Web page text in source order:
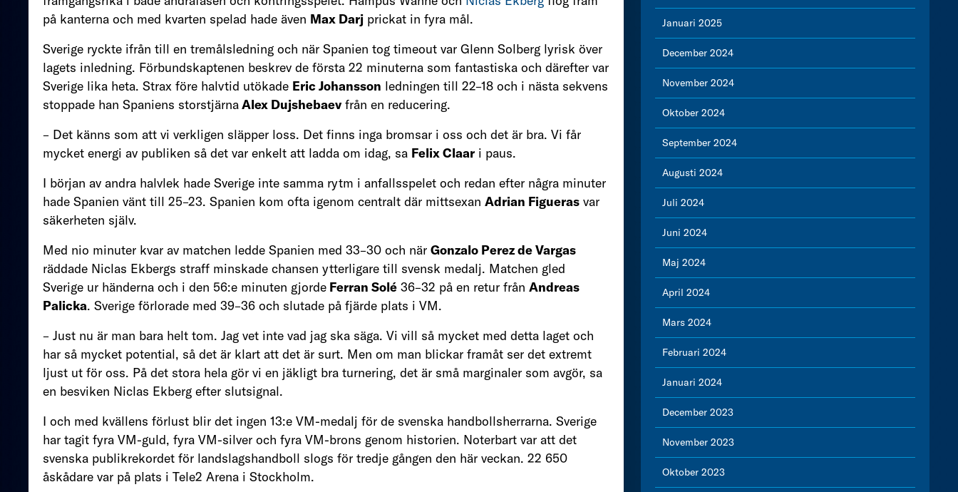
på kanterna och med kvarten spelad hade även Max Darj prickat in fyra mål.
Sverige ryckte ifrån till en tremålsledning och när Spanien tog timeout var Glenn Solberg lyrisk över
lagets inledning. Förbundskaptenen beskrev de första 22 minuterna som fantastiska och därefter var
Sverige lika heta. Strax före halvtid utökade Eric Johansson ledningen till 22–18 och i nästa sekvens
stoppade han Spaniens storstjärnaAlex Dujshebaevfrån en reducering.
– Det känns som att vi verkligen släpper loss. Det finns inga bromsar i oss och det är bra. Vi får
mycket energi av publiken så det var enkelt att ladda om idag, sa Felix Claar i paus.
I början av andra halvlek hade Sverige inte samma rytm i anfallsspelet och redan efter några minuter
hade Spanien vänt till 25–23. Spanien kom ofta igenom centralt där mittsexan Adrian Figueras var
säkerheten själv.
Med nio minuter kvar av matchen ledde Spanien med 33–30 och när Gonzalo Perez de Vargas
räddade Niclas Ekbergs straff minskade chansen ytterligare till svensk medalj. Matchen gled
Sverige ur händerna och i den 56:e minuten gjorde Ferran Solé 36–32 på en retur från Andreas
Palicka. Sverige förlorade med 39–36 och slutade på fjärde plats i VM.
– Just nu är man bara helt tom. Jag vet inte vad jag ska säga. Vi vill så mycket med detta laget och
har så mycket potential, så det är klart att det är surt. Men om man blickar framåt ser det extremt
ljust ut för oss. På det stora hela gör vi en jäkligt bra turnering, det är små marginaler som avgör, sa
en besviken Niclas Ekberg efter slutsignal.
I och med kvällens förlust blir det ingen 13:e VM-medalj för de svenska handbollsherrarna. Sverige
har tagit fyra VM-guld, fyra VM-silver och fyra VM-brons genom historien. Noterbart var att det
svenska publikrekordet för landslagshandboll slogs för tredje gången den här veckan. 22 650
åskådare var på plats i Tele2 Arena i Stockholm.
Januari 2025
December 2024
November 2024
Oktober 2024
September 2024
Augusti 2024
Juli 2024
Juni 2024
Maj 2024
April 2024
Mars 2024
Februari 2024
Januari 2024
December 2023
November 2023
Oktober 2023